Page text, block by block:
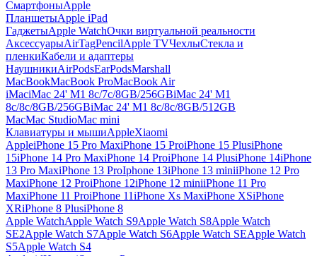
СмартфоныApple
ПланшетыApple iPad
ГаджетыApple WatchОчки виртуальной реальности
АксессуарыAirTagPencilApple TVЧехлыСтекла и
пленкиКабели и адаптеры
НаушникиAirPodsEarPodsMarshall
MacBookMacBook ProMacBook Air
iMaciMac 24' M1 8c/7c/8GB/256GBiMac 24' M1
8c/8c/8GB/256GBiMac 24' M1 8c/8c/8GB/512GB
MacMac StudioMac mini
Клавиатуры и мышиAppleXiaomi
AppleiPhone 15 Pro MaxiPhone 15 ProiPhone 15 PlusiPhone
15iPhone 14 Pro MaxiPhone 14 ProiPhone 14 PlusiPhone 14iPhone
13 Pro MaxiPhone 13 ProIphone 13iPhone 13 miniiPhone 12 Pro
MaxiPhone 12 ProiPhone 12iPhone 12 miniiPhone 11 Pro
MaxiPhone 11 ProiPhone 11iPhone Xs MaxiPhone XSiPhone
XRiPhone 8 PlusiPhone 8
Apple WatchApple Watch S9Apple Watch S8Apple Watch
SE2Apple Watch S7Apple Watch S6Apple Watch SEApple Watch
S5Apple Watch S4